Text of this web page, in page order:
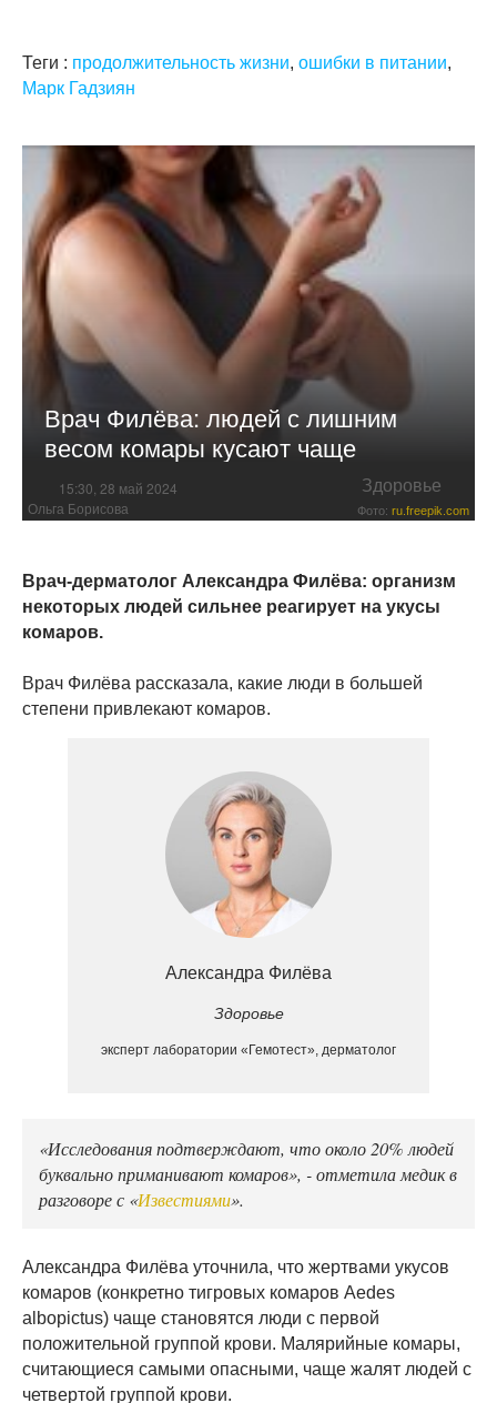
Теги : продолжительность жизни, ошибки в питании,
Марк Гадзиян
Врач Филёва: людей с лишним
весом комары кусают чаще
15:30, 28 май 2024 Здоровье
Ольга Борисова Фото: ru.freepik.com
Врач-дерматолог Александра Филёва: организм
некоторых людей сильнее реагирует на укусы
комаров.
Врач Филёва рассказала, какие люди в большей
степени привлекают комаров.
Александра Филёва
Здоровье
эксперт лаборатории «Гемотест», дерматолог
«Исследования подтверждают, что около 20% людей
буквально приманивают комаров», - отметила медик в
разговоре с «Известиями».
Александра Филёва уточнила, что жертвами укусов
комаров (конкретно тигровых комаров Aedes
albopictus) чаще становятся люди с первой
положительной группой крови. Малярийные комары,
считающиеся самыми опасными, чаще жалят людей с
четвертой группой крови.